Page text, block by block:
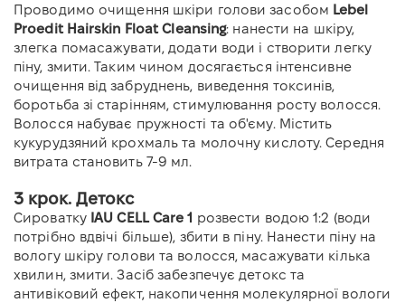
Проводимо очищення шкіри голови засобом Lebel
Proedit Hairskin Float Cleansing: нанести на шкіру,
злегка помасажувати, додати води і створити легку
піну, змити. Таким чином досягається інтенсивне
очищення від забруднень, виведення токсинів,
боротьба зі старінням, стимулювання росту волосся.
Волосся набуває пружності та об'єму. Містить
кукурудзяний крохмаль та молочну кислоту. Середня
витрата становить 7-9 мл.
3 крок. Детокс
Сироватку IAU CELL Care 1 розвести водою 1:2 (води
потрібно вдвічі більше), збити в піну. Нанести піну на
вологу шкіру голови та волосся, масажувати кілька
хвилин, змити. Засіб забезпечує детокс та
антивіковий ефект, накопичення молекулярної вологи